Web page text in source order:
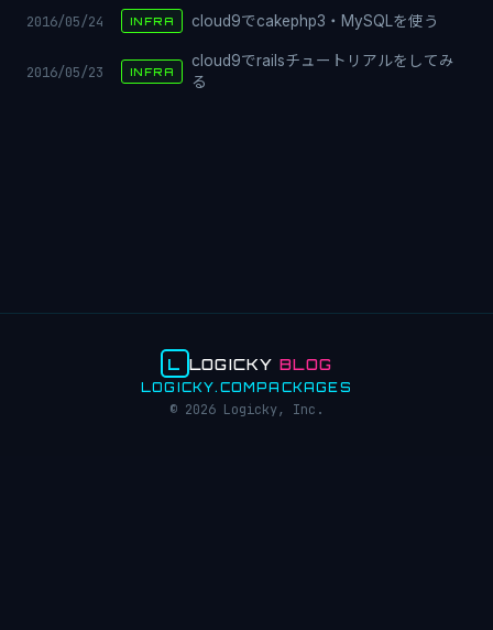
2016/05/24 INFRA cloud9でcakephp3・MySQLを使う
2016/05/23 INFRA
cloud9でrailsチュートリアルをしてみ
る
L LOGICKYBLOG
LOGICKY.COM PACKAGES
© 2026 Logicky, Inc.